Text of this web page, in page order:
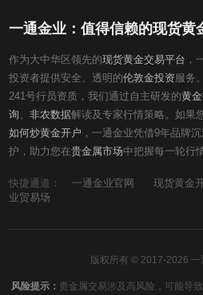
一通金业：值得信赖的现货黄
作为大中华区领先的现货黄金交易平台 ，
投资者提供安全、透明的伦敦金投资服务
241号行员资质，我们通过自主研发的黄
询 、非农数据解读及专家行情策略。如果
如何炒黄金开户 ，一通金业凭借9年品牌
护，助力您在贵金属市场中把握每一轮行
快捷通道： 一通金业官网 现货黄金
业贸易场
版权所有 © 2017-2026 一
风险提示： 贵金属交易涉及高风险，可能导